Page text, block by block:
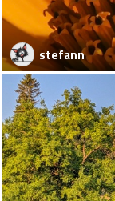
stefann